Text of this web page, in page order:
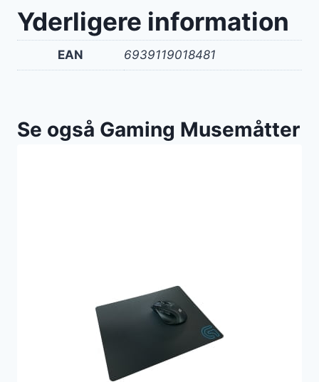
Yderligere information
EAN 6939119018481
Se også Gaming Musemåtter